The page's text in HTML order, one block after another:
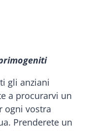
gli anziani
a procurarvi un
ogni vostra
Prenderete un